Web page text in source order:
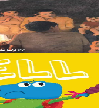
se couvrent du
le petit village maya de